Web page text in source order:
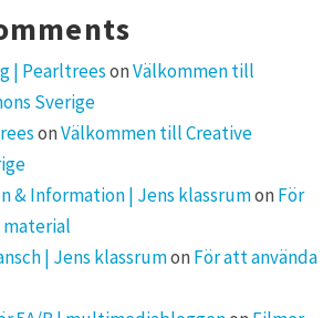
| PearltreesonVälkommen till
Sverige
onVälkommen till Creative
& Information | Jens klassrumon För
material
| Jens klassrumon För att använda